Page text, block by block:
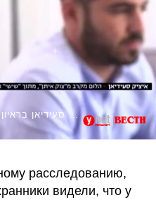
520491#איציק סעידיאן בראיון ב"שישי" עם אילה חסון
расследованию,
видели, что у